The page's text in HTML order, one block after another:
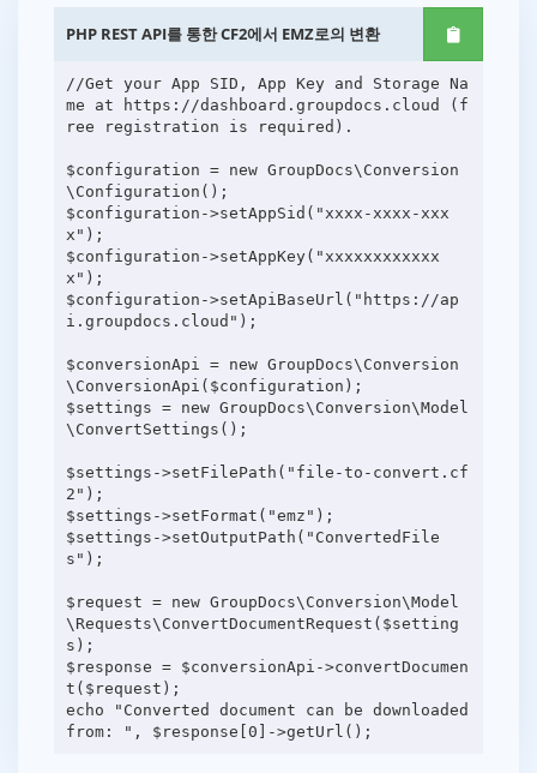
PHP REST API를 통한 CF2에서 EMZ로의 변환
//Get your App SID, App Key and Storage Na
me at https://dashboard.groupdocs.cloud (f
ree registration is required).
$configuration = new GroupDocs\Conversion
\Configuration();
$configuration->setAppSid("xxxx-xxxx-xxx
x");
$configuration->setAppKey("xxxxxxxxxxxx
x");
$configuration->setApiBaseUrl("https://ap
i.groupdocs.cloud");
$conversionApi = new GroupDocs\Conversion
\ConversionApi($configuration);
$settings = new GroupDocs\Conversion\Model
\ConvertSettings();
$settings->setFilePath("file-to-convert.cf
2");
$settings->setFormat("emz");
$settings->setOutputPath("ConvertedFile
s");
$request = new GroupDocs\Conversion\Model
\Requests\ConvertDocumentRequest($setting
s);
$response = $conversionApi->convertDocumen
t($request);
echo "Converted document can be downloaded